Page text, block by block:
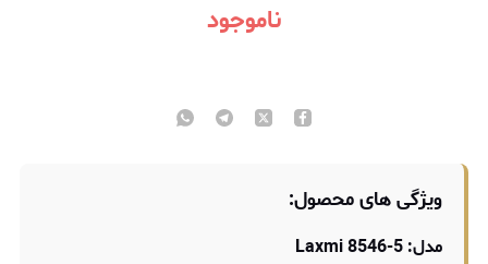
ناموجود
ویژگی های محصول:
مدل: Laxmi 8546-5